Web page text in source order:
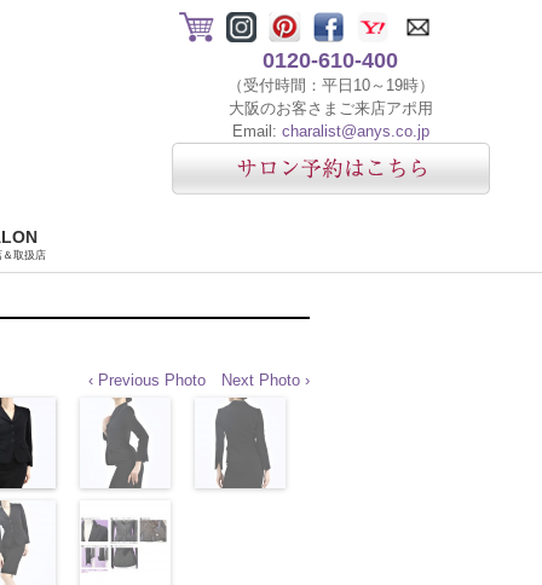
0120-610-400
（受付時間：平日10～19時）
大阪のお客さまご来店アポ用
Email: charalist@anys.co.jp
＆取扱店
‹ Previous Photo Next Photo ›